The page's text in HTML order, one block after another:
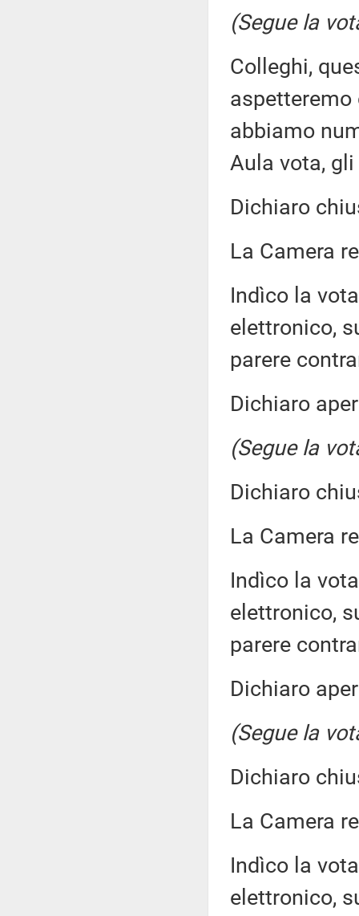
(Segue la
Colleghi,
aspetteremo
abbiamo
Aula vota,
Dichiaro
La Camera
Indìco la
elettronico,
parere
Dichiaro
(Segue la
Dichiaro
La Camera
Indìco la
elettronico,
parere
Dichiaro
(Segue la
Dichiaro
La Camera
Indìco la
elettronico,